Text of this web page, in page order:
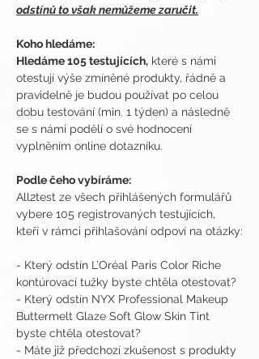
odstínů to však nemůžeme zaručit.
Koho hledáme:
Hledáme 105 testujících, které s námi
otestují výše zmíněné produkty, řádně a
pravidelně je budou používat po celou
dobu testování (min. 1 týden) a následně
se s námi podělí o své hodnocení
vyplněním online dotazníku.
Podle čeho vybíráme:
All2test ze všech přihlášených formulářů
vybere 105 registrovaných testujících,
kteří v rámci přihlašování odpoví na otázky:
- Který odstín L’Oréal Paris Color Riche
kontúrovací tužky byste chtěla otestovat?
- Který odstín NYX Professional Makeup
Buttermelt Glaze Soft Glow Skin Tint
byste chtěla otestovat?
- Máte již předchozí zkušenost s produkty